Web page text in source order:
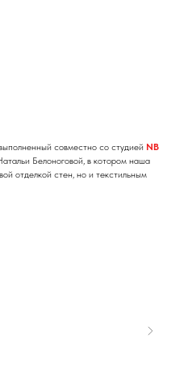
совместно со студией NB
Белоноговой, в котором наша
отделкой стен, но и текстильным